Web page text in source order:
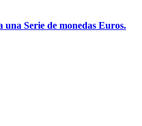
Serie de monedas Euros.